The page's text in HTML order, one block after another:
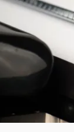
Fahrzeugbau